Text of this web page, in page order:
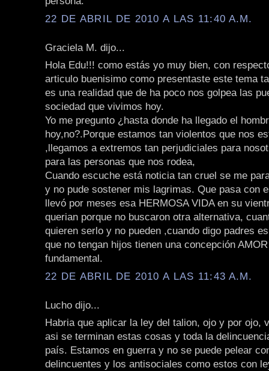
22 DE ABRIL DE 2010 A LAS 11:40 A.M.
Graciela M. dijo...
Hola Edu!!! como estás yo muy bien, con
articulo buenisimo como presentaste este tema
es una realidad que de ha poco nos golpea las
sociedad que vivimos hoy.
Yo me pregunto ¿hasta donde ha llegado el
hoy,no?.Porque estamos tan violentos que nos
,llegamos a extremos tan perjudiciales para
para las personas que nos rodea,
Cuando escuche está noticia tan cruel se me
y no pude sostener mis lagrimas. Que pasa con
llevó por meses esa HERMOSA VIDA en su
querian porque no buscaron otra alternativa,
quieren serlo y no pueden ,cuando digo padres
que no tengan hijos tienen una concepción
fundamental.
22 DE ABRIL DE 2010 A LAS 11:43 A.M.
Lucho dijo...
Habria que aplicar la ley del talion, ojo y por ojo,
asi se terminan estas cosas y toda la
país. Estamos en guerra y no se puede pelear
delincuentes y los antisociales como estos con